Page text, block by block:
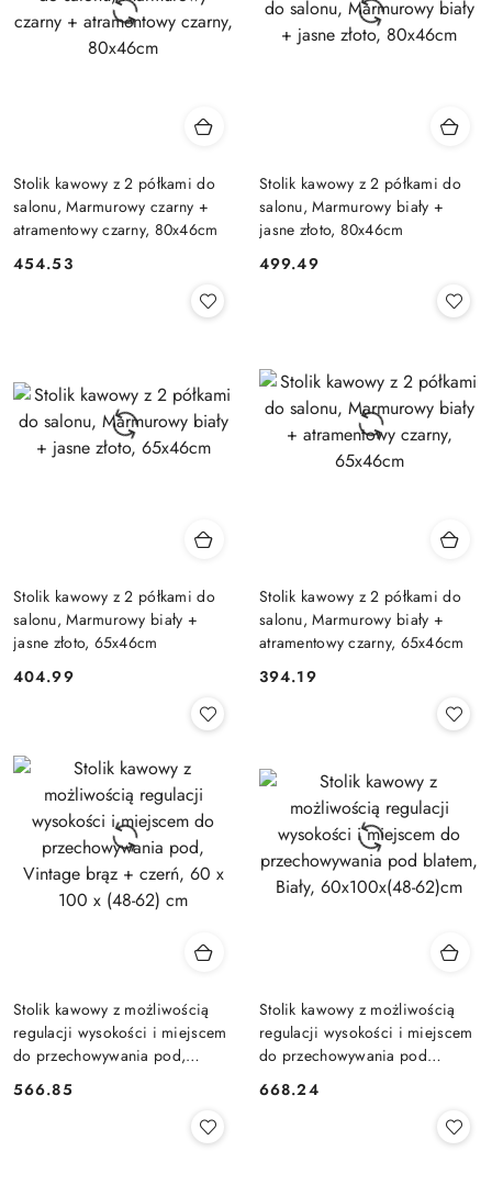
Stolik kawowy z 2 półkami do
salonu, Marmurowy czarny +
atramentowy czarny, 80x46cm
Cena:
454.53
Stolik kawowy z 2 półkami do
salonu, Marmurowy biały +
jasne złoto, 80x46cm
Cena:
499.49
Stolik kawowy z 2 półkami do
salonu, Marmurowy biały +
jasne złoto, 65x46cm
Cena:
404.99
Stolik kawowy z 2 półkami do
salonu, Marmurowy biały +
atramentowy czarny, 65x46cm
Cena:
394.19
Stolik kawowy z możliwością
regulacji wysokości i miejscem
do przechowywania pod,
x (48-62) cm
Cena:
566.85
Stolik kawowy z możliwością
regulacji wysokości i miejscem
do przechowywania pod
62)cm
Cena:
668.24